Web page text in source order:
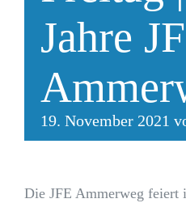
Jahre
19. November 2021
Die JFE Ammerweg feiert